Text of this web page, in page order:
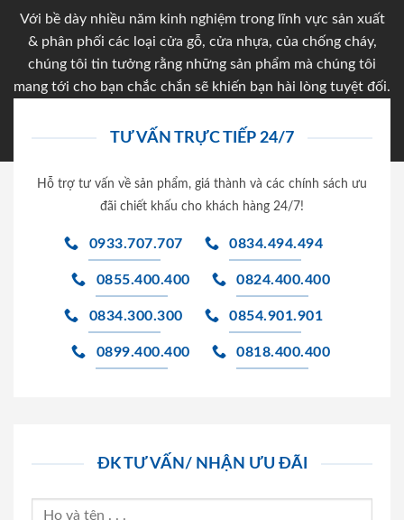
Với bề dày nhiều năm kinh nghiệm trong lĩnh vực sản xuất
& phân phối các loại cửa gỗ, cửa nhựa, của chống cháy,
chúng tôi tin tưởng rằng những sản phẩm mà chúng tôi
mang tới cho bạn chắc chắn sẽ khiến bạn hài lòng tuyệt đối.
TƯ VẤN TRỰC TIẾP 24/7
Hỗ trợ tư vấn về sản phẩm, giá thành và các chính sách ưu
đãi chiết khấu cho khách hàng 24/7!
0933.707.707 0834.494.494
0855.400.400 0824.400.400
0834.300.300 0854.901.901
0899.400.400 0818.400.400
ĐK TƯ VẤN/ NHẬN ƯU ĐÃI